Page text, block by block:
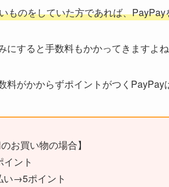
ものをしていた方であれば、
にすると手数料もかかってきますよね
料がかからずポイントがつく
お買い物の場合】
ント
い→5ポイント